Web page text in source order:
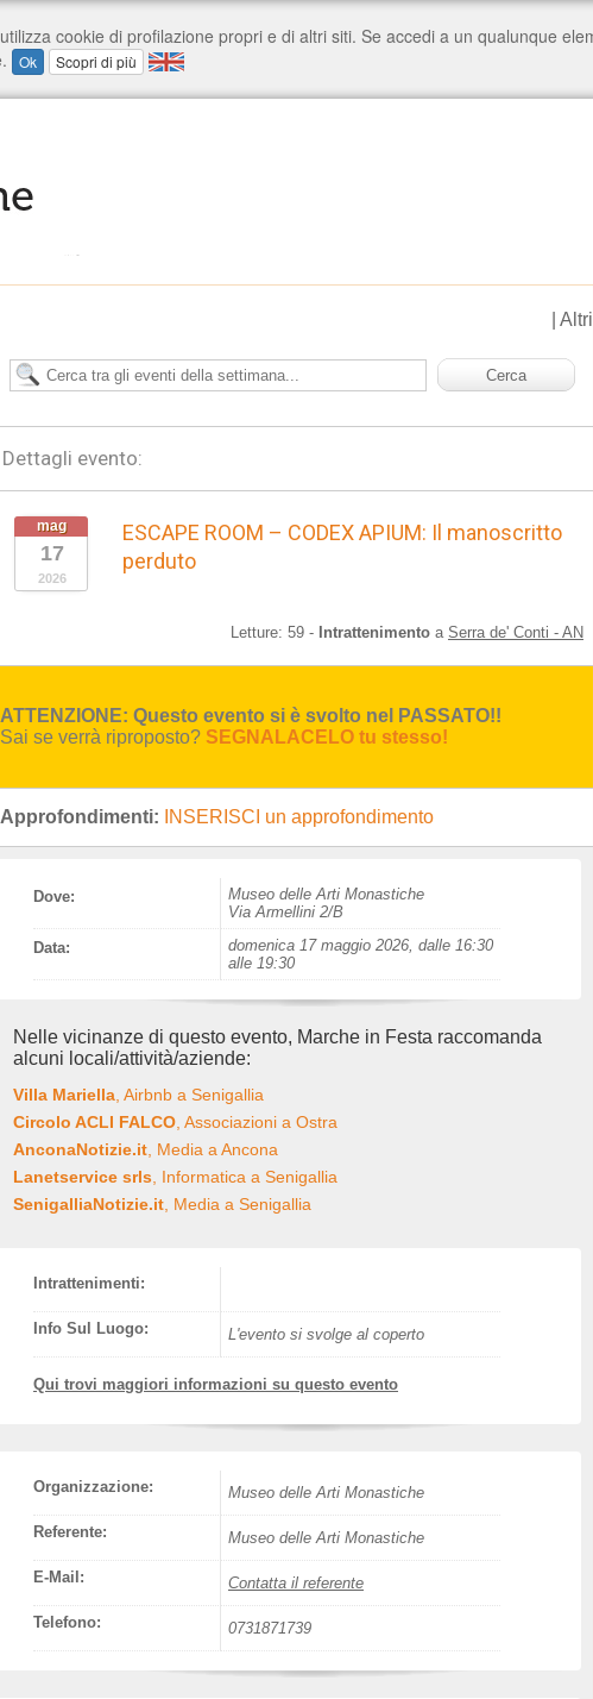
Altri
Dettagli evento:
mag
17
2026
ESCAPE ROOM – CODEX APIUM: Il manoscritto
perduto
Letture: 59 - Intrattenimento a Serra de' Conti - AN
ATTENZIONE: Questo evento si è svolto nel PASSATO!!
Sai se verrà riproposto? SEGNALACELO tu stesso!
Approfondimenti: INSERISCI un approfondimento
Dove:
Museo delle Arti Monastiche
Via Armellini 2/B
Data:
domenica 17 maggio 2026, dalle 16:30
alle 19:30
Nelle vicinanze di questo evento, Marche in Festa raccomanda
alcuni locali/attività/aziende:
Villa Mariella , Airbnb a Senigallia
Circolo ACLI FALCO , Associazioni a Ostra
AnconaNotizie.it , Media a Ancona
Lanetservice srls , Informatica a Senigallia
SenigalliaNotizie.it , Media a Senigallia
Intrattenimenti:
Info Sul Luogo: L'evento si svolge al coperto
Qui trovi maggiori informazioni su questo evento
Organizzazione: Museo delle Arti Monastiche
Referente: Museo delle Arti Monastiche
E-Mail: Contatta il referente
Telefono: 0731871739